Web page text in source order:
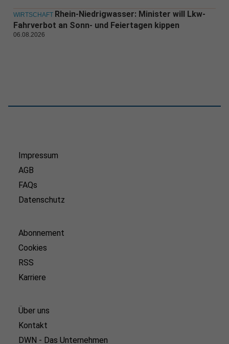
WIRTSCHAFT Rhein-Niedrigwasser: Minister will Lkw-
Fahrverbot an Sonn- und Feiertagen kippen
06.08.2026
Impressum
AGB
FAQs
Datenschutz
Abonnement
Cookies
RSS
Karriere
Über uns
Kontakt
DWN - Das Unternehmen